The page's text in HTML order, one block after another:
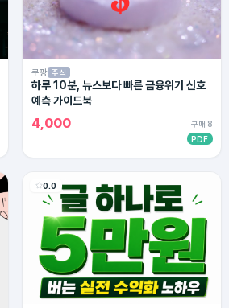
쿠팡 주식
하루 10분, 뉴스보다 빠른 금융위기 신호
예측 가이드북
4,000
구매 8
PDF
0.0